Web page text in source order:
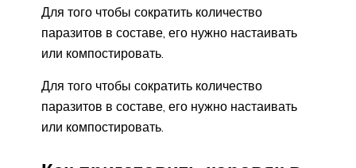
Для того чтобы сократить количество
паразитов в составе, его нужно настаивать
или компостировать.
Для того чтобы сократить количество
паразитов в составе, его нужно настаивать
или компостировать.